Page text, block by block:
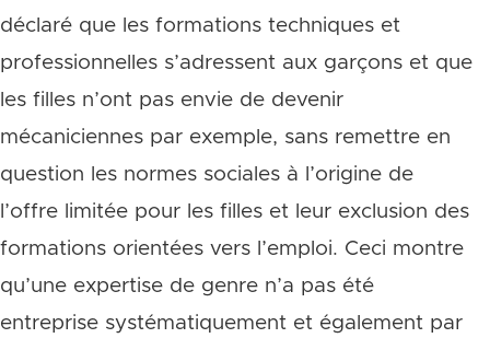
déclaré que les formations techniques et
professionnelles s’adressent aux garçons et que
les filles n’ont pas envie de devenir
mécaniciennes par exemple, sans remettre en
question les normes sociales à l’origine de
l’offre limitée pour les filles et leur exclusion des
formations orientées vers l’emploi. Ceci montre
qu’une expertise de genre n’a pas été
entreprise systématiquement et également par